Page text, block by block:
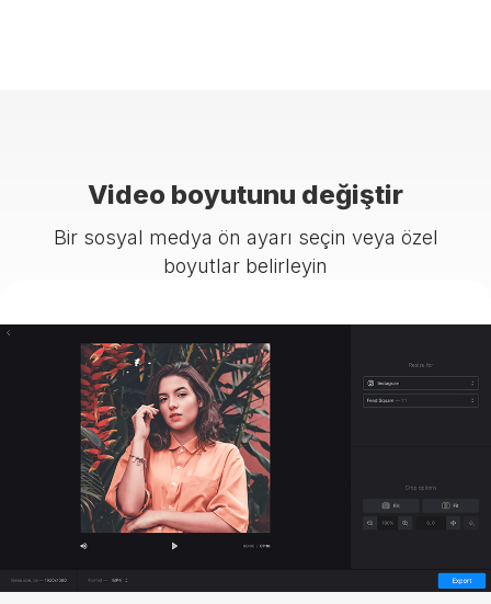
Video boyutunu değiştir
Bir sosyal medya ön ayarı seçin veya özel
boyutlar belirleyin